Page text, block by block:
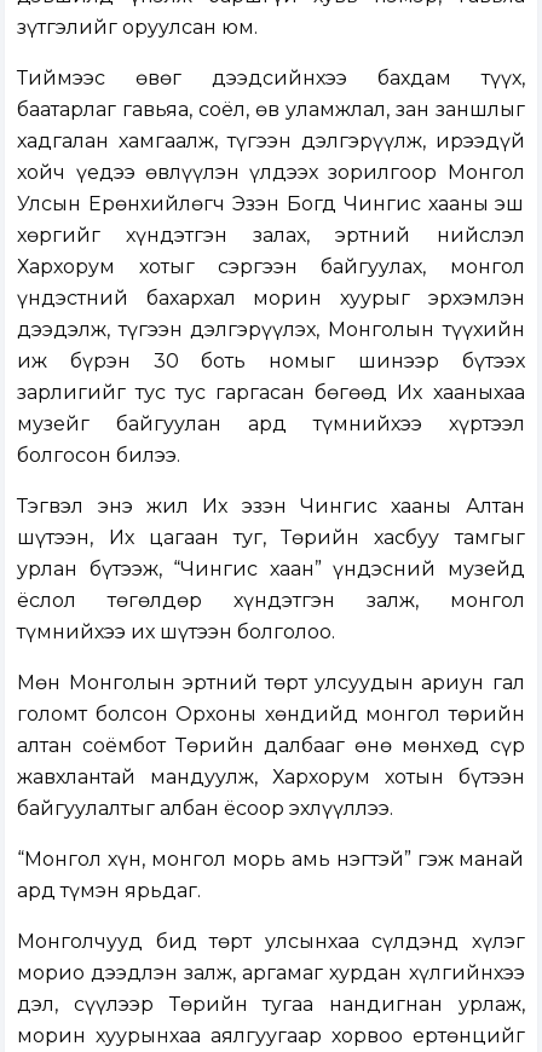
зүтгэлийг оруулсан юм.
Тиймээс өвөг дээдсийнхээ бахдам түүх,
баатарлаг гавьяа, соёл, өв уламжлал, зан заншлыг
хадгалан хамгаалж, түгээн дэлгэрүүлж, ирээдүй
хойч үедээ өвлүүлэн үлдээх зорилгоор Монгол
Улсын Ерөнхийлөгч Эзэн Богд Чингис хааны эш
хөргийг хүндэтгэн залах, эртний нийслэл
Хархорум хотыг сэргээн байгуулах, монгол
үндэстний бахархал морин хуурыг эрхэмлэн
дээдэлж, түгээн дэлгэрүүлэх, Монголын түүхийн
иж бүрэн 30 боть номыг шинээр бүтээх
зарлигийг тус тус гаргасан бөгөөд Их хааныхаа
музейг байгуулан ард түмнийхээ хүртээл
болгосон билээ.
Тэгвэл энэ жил Их эзэн Чингис хааны Алтан
шүтээн, Их цагаан туг, Төрийн хасбуу тамгыг
урлан бүтээж, “Чингис хаан” үндэсний музейд
ёслол төгөлдөр хүндэтгэн залж, монгол
түмнийхээ их шүтээн болголоо.
Мөн Монголын эртний төрт улсуудын ариун гал
голомт болсон Орхоны хөндийд монгол төрийн
алтан соёмбот Төрийн далбааг өнө мөнхөд сүр
жавхлантай мандуулж, Хархорум хотын бүтээн
байгуулалтыг албан ёсоор эхлүүллээ.
“Монгол хүн, монгол морь амь нэгтэй” гэж манай
ард түмэн ярьдаг.
Монголчууд бид төрт улсынхаа сүлдэнд хүлэг
морио дээдлэн залж, аргамаг хурдан хүлгийнхээ
дэл, сүүлээр Төрийн тугаа нандигнан урлаж,
морин хуурынхаа аялгуугаар хорвоо ертөнцийг